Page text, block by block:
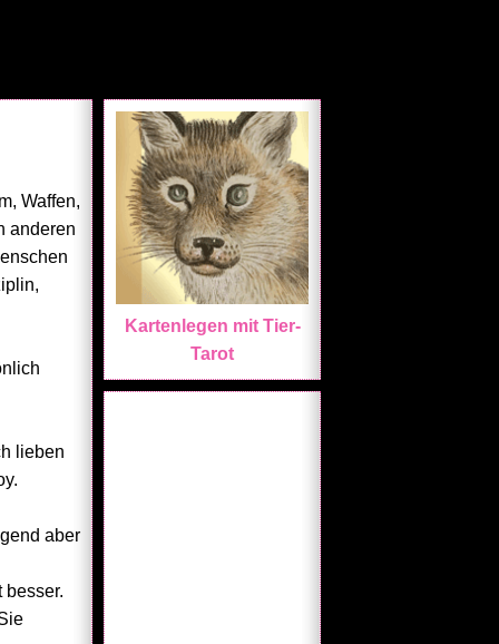
Waffen,
anderen
lieben
aber
besser.
Kartenlegen mit Tier-
Tarot